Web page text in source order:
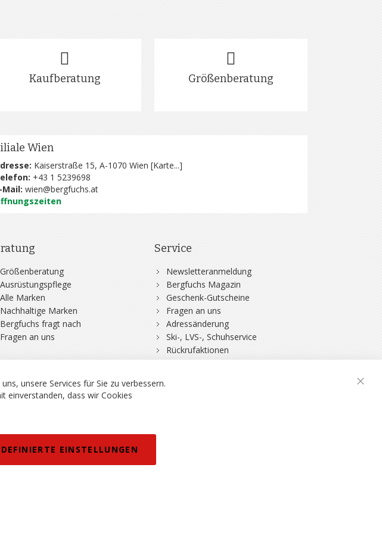
Kaufberatung Größenberatung
Wien
Kaiserstraße 15, A-1070 Wien [Karte...]
+43 1 5239698
Mail: wien@bergfuchs.at
Größenberatung
Ausrüstungspflege
Alle Marken
Nachhaltige Marken
Bergfuchs fragt nach
Fragen an uns
Service
Newsletteranmeldung
Bergfuchs Magazin
Geschenk-Gutscheine
Fragen an uns
Adressänderung
Ski-, LVS-, Schuhservice
Rückrufaktionen
DSV-Skiversicherung
Barrierefreiheitserklärung
Fehler, Irrtümer und Preisänderungen vorbehalten.
unsere Services für Sie zu verbessern.
einverstanden, dass wir Cookies
EINSTELLUNGEN